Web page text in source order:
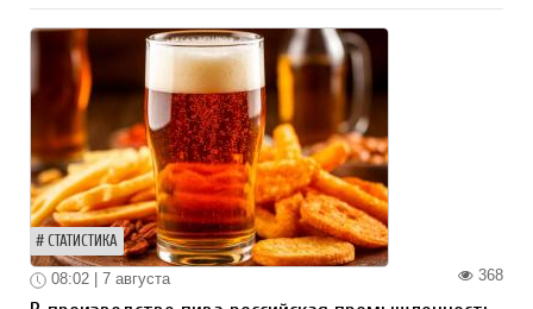
СТАТИСТИКА
368
08:02 | 7 августа